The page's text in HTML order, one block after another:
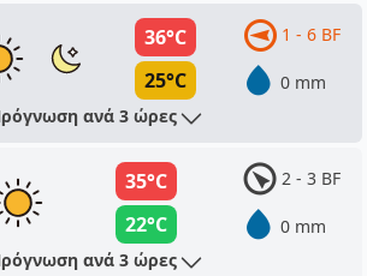
36°C
25°C
1 - 6 BF
0 mm
ανά 3 ώρες
35°C
22°C
2 - 3 BF
0 mm
ανά 3 ώρες